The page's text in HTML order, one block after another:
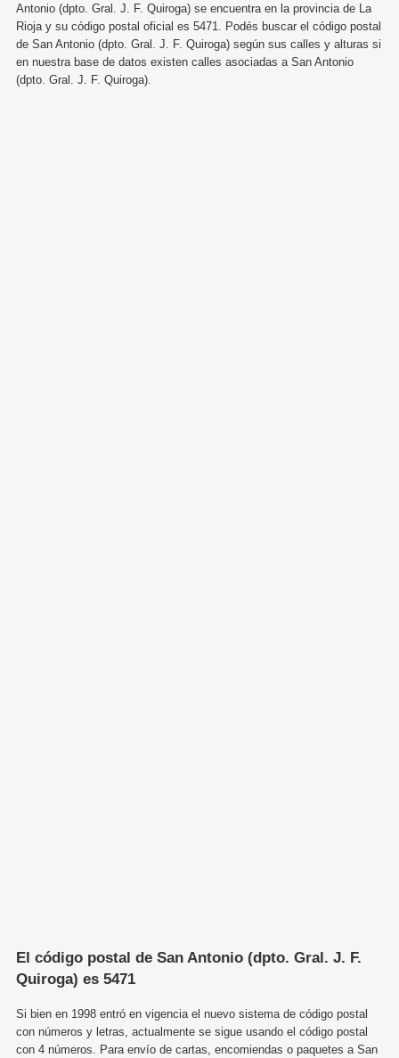
Antonio (dpto. Gral. J. F. Quiroga) se encuentra en la provincia de La
Rioja y su código postal oficial es 5471. Podés buscar el código postal
de San Antonio (dpto. Gral. J. F. Quiroga) según sus calles y alturas si
en nuestra base de datos existen calles asociadas a San Antonio
(dpto. Gral. J. F. Quiroga).
El código postal de San Antonio (dpto. Gral. J. F.
Quiroga) es 5471
Si bien en 1998 entró en vigencia el nuevo sistema de código postal
con números y letras, actualmente se sigue usando el código postal
con 4 números. Para envío de cartas, encomiendas o paquetes a San